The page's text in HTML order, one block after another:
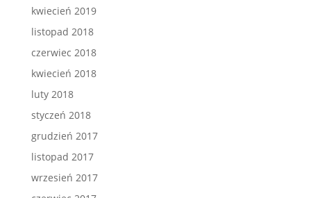
kwiecień 2019
listopad 2018
czerwiec 2018
kwiecień 2018
luty 2018
styczeń 2018
grudzień 2017
listopad 2017
wrzesień 2017